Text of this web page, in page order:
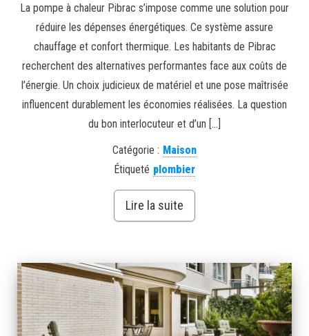
La pompe à chaleur Pibrac s’impose comme une solution pour
réduire les dépenses énergétiques. Ce système assure
chauffage et confort thermique. Les habitants de Pibrac
recherchent des alternatives performantes face aux coûts de
l’énergie. Un choix judicieux de matériel et une pose maîtrisée
influencent durablement les économies réalisées. La question
du bon interlocuteur et d’un […]
Catégorie : Maison
Étiqueté plombier
Lire la suite